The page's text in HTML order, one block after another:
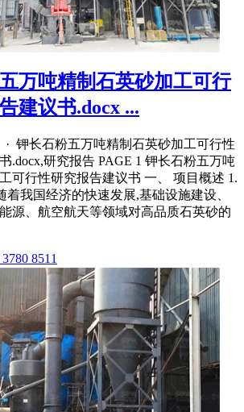
万吨精制石英砂加工可行
建议书.docx ...
· 钾长石粉五万吨精制石英砂加工可行性
.docx,研究报告 PAGE 1 钾长石粉五万吨
可行性研究报告建议书 一、 项目概述 1.
着我国经济的快速发展,基础设施建设、
源、航空航天等领域对高品质石英砂的
8511